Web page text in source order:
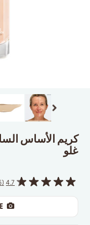
كريم الأساس
غلو
4.7